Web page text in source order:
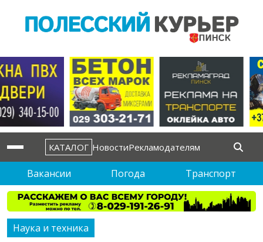
КАТАЛОГ НовостиРекламодателям
Вакансии Погода Транспорт
Наука и техника